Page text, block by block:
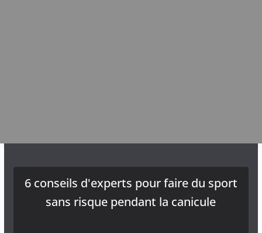
6 conseils d'experts pour faire du sport
sans risque pendant la canicule